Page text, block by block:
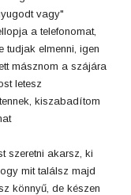
vagy"
a telefonomat,
tudjak elmenni, igen
másznom a szájára
letesz
kiszabadítom
szeretni akarsz, ki
mit találsz majd
könnyű, de készen